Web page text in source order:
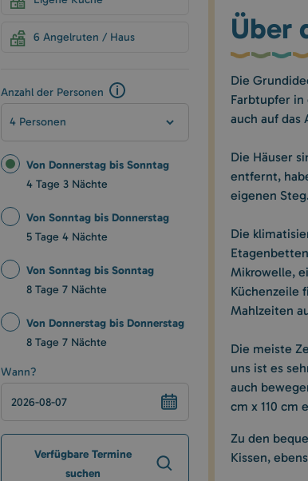
6 Angelruten / Haus
Anzahl der Personen
4 Personen
Von Donnerstag bis Sonntag
4 Tage 3 Nächte
Von Sonntag bis Donnerstag
5 Tage 4 Nächte
Von Sonntag bis Sonntag
8 Tage 7 Nächte
Von Donnerstag bis Donnerstag
8 Tage 7 Nächte
Wann?
Verfügbare Termine
suchen
Über
Die
Farbtupfer
auch auf
Die Häuser
entfernt,
eigenen
Die
Mikrowelle,
Küchenzeile
Mahlzeiten
Die meiste
uns ist es
auch
cm x 110 cm
Zu den
Kissen,